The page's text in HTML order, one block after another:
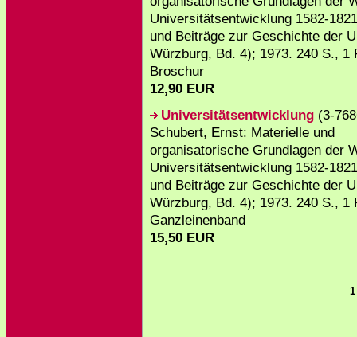
Universitätsentwicklung 1582-
und Beiträge zur Geschichte der
Würzburg, Bd. 4); 1973. 240 S., 1
Broschur
12,90 EUR
Universitätsentwicklung (3-
Schubert, Ernst: Materielle und
organisatorische Grundlagen der
Universitätsentwicklung 1582-
und Beiträge zur Geschichte der
Würzburg, Bd. 4); 1973. 240 S., 1
Ganzleinenband
15,50 EUR
1